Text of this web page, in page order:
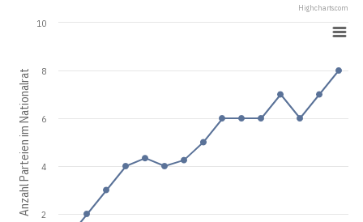
Highcharts.com
Anzahl Parteien im Nationalrat 2
4
6
8
10